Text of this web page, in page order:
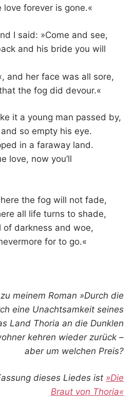
forever is gone.«
I said: »Come and see,
and his bride you will
and her face was all sore,
the fog did devour.«
it a young man passed by,
so empty his eye.
in a faraway land.
love, now you’ll
the fog will not fade,
all life turns to shade,
of darkness and woe,
for to go.«
meinem Roman »Durch die
eine Unachtsamkeit seines
Land Thoria an die Dunklen
kehren wieder zurück –
aber um welchen Preis?
dieses Liedes ist »Die
Braut von Thoria«